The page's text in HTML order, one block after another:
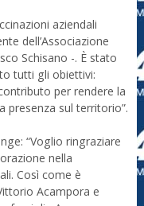
aziendali
dell’Associazione
Schisano -. È stato
tutti gli obiettivi:
per rendere la
presenza sul territorio”.
“Voglio ringraziare
nella
Così come è
Acampora e